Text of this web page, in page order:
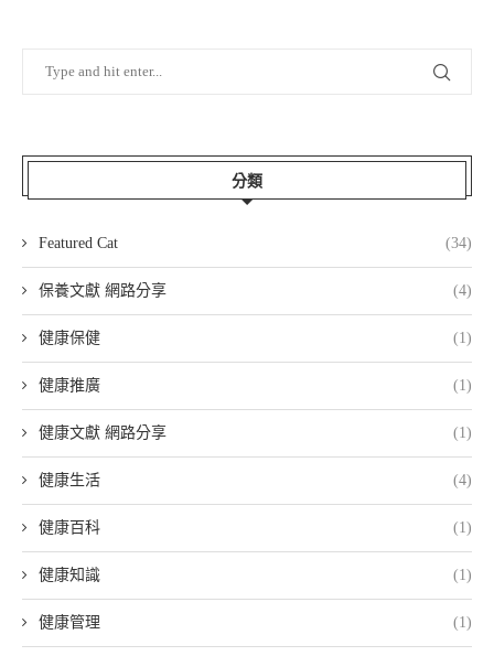
分類
Featured Cat (34)
保養文獻 網路分享 (4)
健康保健 (1)
健康推廣 (1)
健康文獻 網路分享 (1)
健康生活 (4)
健康百科 (1)
健康知識 (1)
健康管理 (1)